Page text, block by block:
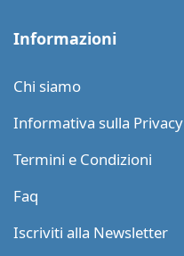
Informazioni
Chi siamo
Informativa sulla Privacy
Termini e Condizioni
Faq
Iscriviti alla Newsletter